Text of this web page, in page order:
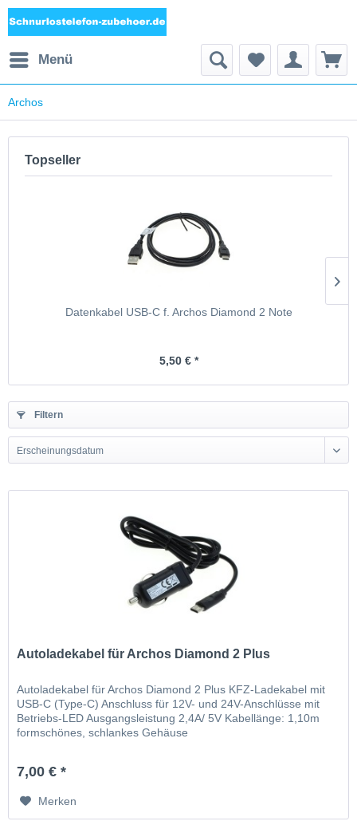
Menü
Archos
Topseller
Datenkabel USB-C f. Archos Diamond 2 Note
5,50 € *
Filtern
Erscheinungsdatum
Autoladekabel für Archos Diamond 2 Plus
Autoladekabel für Archos Diamond 2 Plus KFZ-Ladekabel mit
USB-C (Type-C) Anschluss für 12V- und 24V-Anschlüsse mit
Betriebs-LED Ausgangsleistung 2,4A/ 5V Kabellänge: 1,10m
formschönes, schlankes Gehäuse
7,00 € *
Merken